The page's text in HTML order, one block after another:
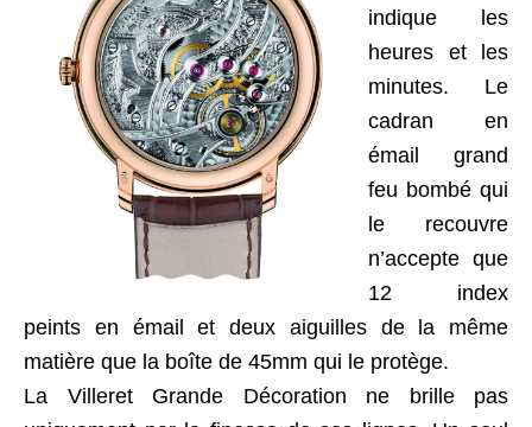
indique les
heures et les
minutes. Le
cadran en
émail grand
feu bombé qui
le recouvre
n’accepte que
12 index
peints en émail et deux aiguilles de la même
matière que la boîte de 45mm qui le protège.
La Villeret Grande Décoration ne brille pas